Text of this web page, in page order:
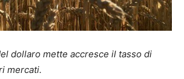
dollaro mette accresce il tasso di
mercati.